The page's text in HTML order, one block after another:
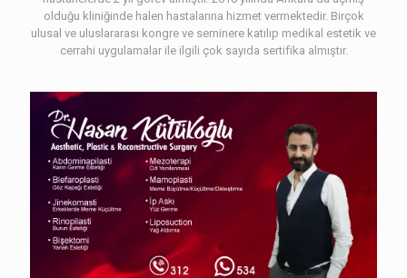
olduğu kliniğinde halen hastalarına hizmet vermektedir. Birçok
ulusal ve uluslararası kongre ve seminere katılıp medikal estetik ve
cerrahi uygulamalar ile ilgili çok sayıda sertifika almıştır.